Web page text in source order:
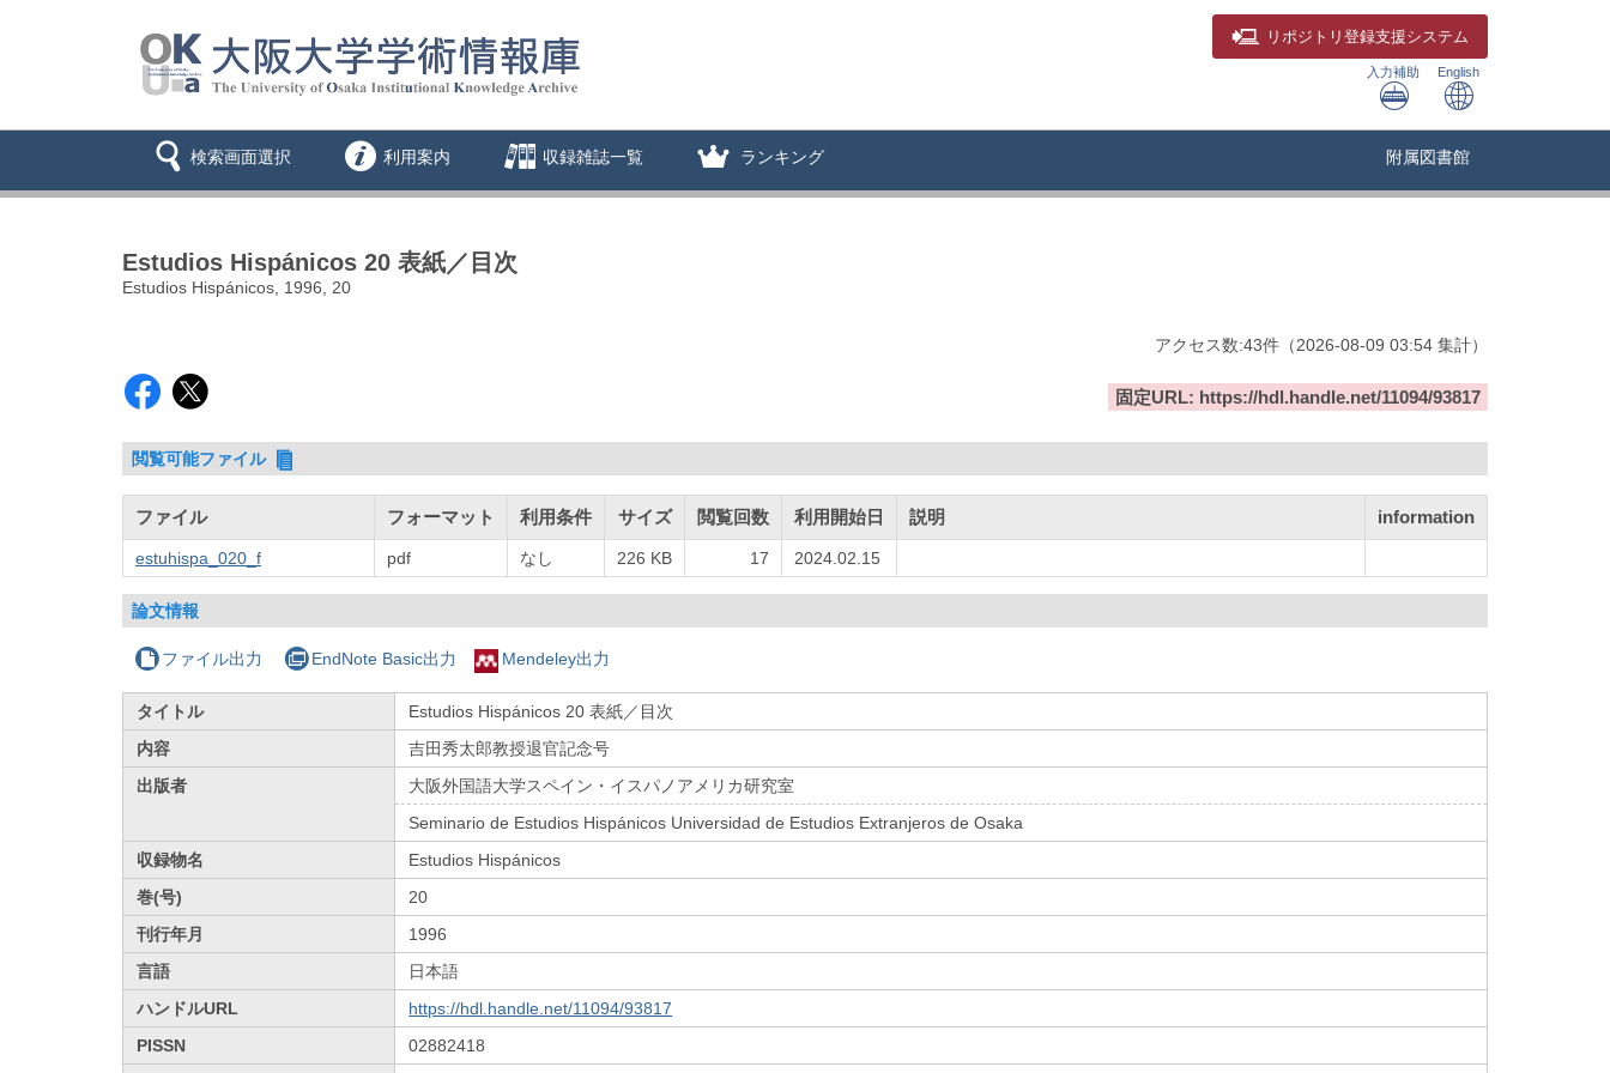
リポジトリ 登録支援システム
入力補助 English
検索画面選択 利用案内 収録雑誌一覧 ランキング 附属図書館
Estudios Hispánicos 20 表紙／目次
Estudios Hispánicos, 1996, 20
アクセス数:43件 （2026-08-09 03:54 集計）
固定URL: https://hdl.handle.net/11094/93817
閲覧可能ファイル
ファイル フォーマット 利用条件 サイズ 閲覧回数 利用開始日 説明 information
estuhispa_020_f pdf なし 226 KB 17 2024.02.15
論文情報
ファイル出力 EndNote Basic出力 Mendeley出力
タイトル
Estudios Hispánicos 20 表紙／目次
内容
吉田秀太郎教授退官記念号
出版者
大阪外国語大学スペイン・イスパノアメリカ研究室
Seminario de Estudios Hispánicos Universidad de Estudios Extranjeros de Osaka
収録物名
Estudios Hispánicos
巻(号)
20
刊行年月
1996
言語
日本語
ハンドルURL
https://hdl.handle.net/11094/93817
PISSN
02882418